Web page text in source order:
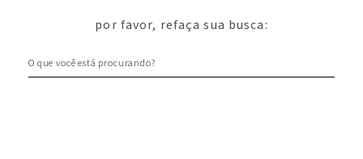
por favor, refaça sua busca: